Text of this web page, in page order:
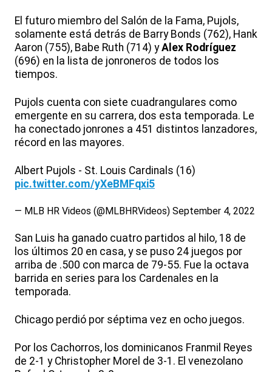
El futuro miembro del Salón de la Fama, Pujols,
solamente está detrás de Barry Bonds (762), Hank
Aaron (755), Babe Ruth (714) yAlex Rodríguez
(696) en la lista de jonroneros de todos los
tiempos.
Pujols cuenta con siete cuadrangulares como
emergente en su carrera, dos esta temporada. Le
ha conectado jonrones a 451 distintos lanzadores,
récord en las mayores.
Albert Pujols - St. Louis Cardinals (16)
pic.twitter.com/yXeBMFqxi5
— MLB HR Videos (@MLBHRVideos) September 4, 2022
San Luis ha ganado cuatro partidos al hilo, 18 de
los últimos 20 en casa, y se puso 24 juegos por
arriba de .500 con marca de 79-55. Fue la octava
barrida en series para los Cardenales en la
temporada.
Chicago perdió por séptima vez en ocho juegos.
Por los Cachorros, los dominicanos Franmil Reyes
de 2-1 y Christopher Morel de 3-1. El venezolano